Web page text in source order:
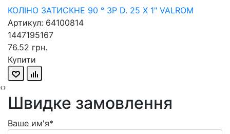
КОЛІНО ЗАТИСКНЕ 90 ° ЗР D. 25 X 1" VALROM
Артикул: 64100814
1447195167
76.52 грн.
Купити
‹›
Швидке замовлення
Ваше им'я*